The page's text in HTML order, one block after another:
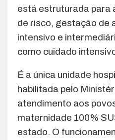
está estruturada para
de risco, gestação de
intensivo e
como cuidado
É a única unidade
habilitada pelo
atendimento aos
maternidade 100%
estado. O